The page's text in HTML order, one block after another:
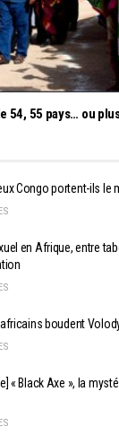
54, 55 pays… ou
Congo portent-ils le
en Afrique, entre
boudent
« Black Axe », la